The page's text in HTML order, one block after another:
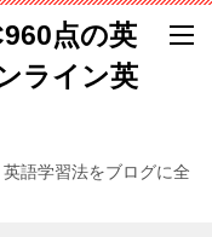
点の英
ライン英
語学習法をブログに全